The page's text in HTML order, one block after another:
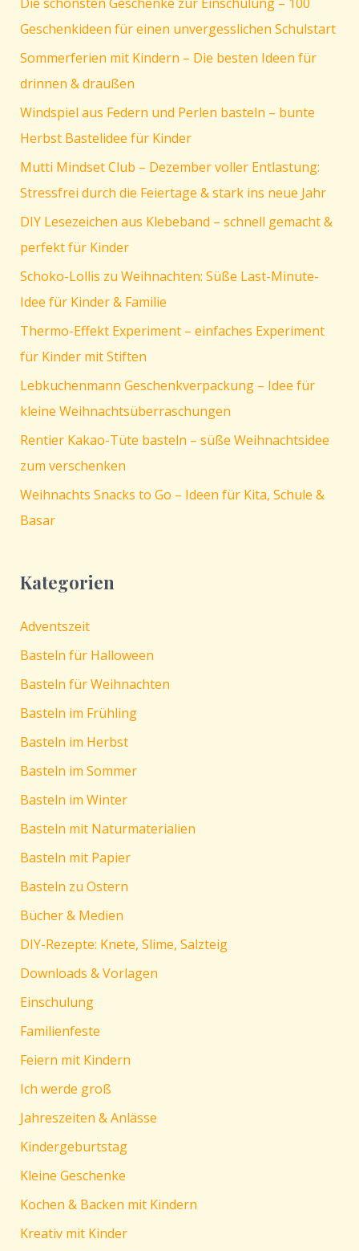
magische
Winterfenster
Geschenkideen für einen unvergesslichen Schulstart
Sommerferien mit Kindern – Die besten Ideen für
drinnen & draußen
Windspiel aus Federn und Perlen basteln – bunte
Herbst Bastelidee für Kinder
Mutti Mindset Club – Dezember voller Entlastung:
Stressfrei durch die Feiertage & stark ins neue Jahr
DIY Lesezeichen aus Klebeband – schnell gemacht &
perfekt für Kinder
Schoko-Lollis zu Weihnachten: Süße Last-Minute-
Idee für Kinder & Familie
Thermo-Effekt Experiment – einfaches Experiment
für Kinder mit Stiften
Lebkuchenmann Geschenkverpackung – Idee für
kleine Weihnachtsüberraschungen
Rentier Kakao-Tüte basteln – süße Weihnachtsidee
zum verschenken
Weihnachts Snacks to Go – Ideen für Kita, Schule &
Basar
Kategorien
Adventszeit
Basteln für Halloween
Basteln für Weihnachten
Basteln im Frühling
Basteln im Herbst
Basteln im Sommer
Basteln im Winter
Basteln mit Naturmaterialien
Basteln mit Papier
Basteln zu Ostern
Bücher & Medien
DIY-Rezepte: Knete, Slime, Salzteig
Downloads & Vorlagen
Einschulung
Familienfeste
Feiern mit Kindern
Ich werde groß
Jahreszeiten & Anlässe
Kindergeburtstag
Kleine Geschenke
Kochen & Backen mit Kindern
Kreativ mit Kinder